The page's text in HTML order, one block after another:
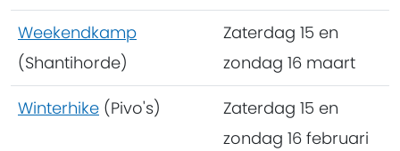
Weekendkamp
(Shantihorde)
Zaterdag 15 en
zondag 16 maart
Winterhike (Pivo's)
Zaterdag 15 en
zondag 16 februari